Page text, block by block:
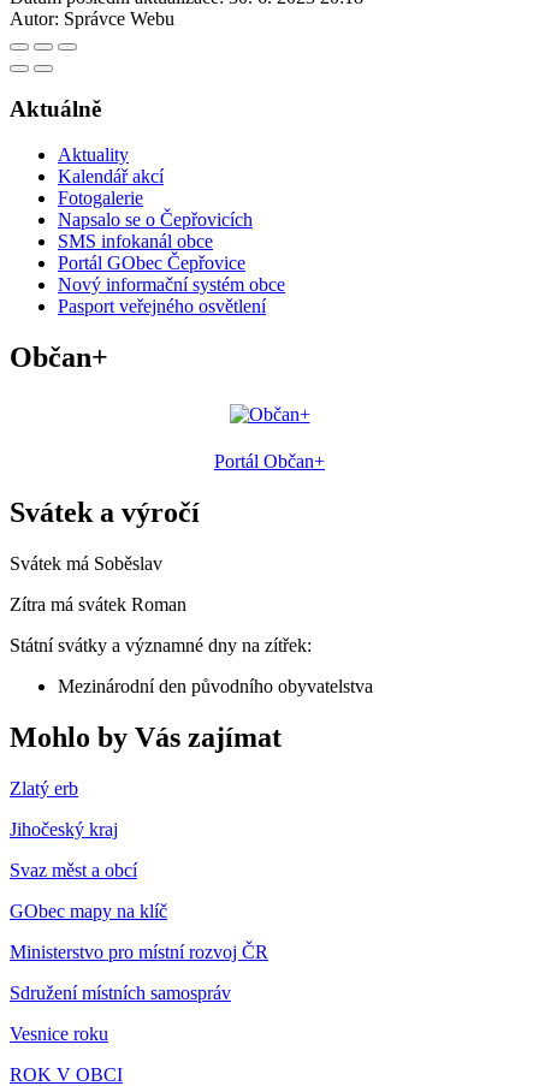
Autor: Správce Webu
Aktuálně
Aktuality
Kalendář akcí
Fotogalerie
Napsalo se o Čepřovicích
SMS infokanál obce
Portál GObec Čepřovice
Nový informační systém obce
Pasport veřejného osvětlení
Občan+
Portál Občan+
Svátek a výročí
Svátek má Soběslav
Zítra má svátek Roman
Státní svátky a významné dny na zítřek:
Mezinárodní den původního obyvatelstva
Mohlo by Vás zajímat
Zlatý erb
Jihočeský kraj
Svaz měst a obcí
GObec mapy na klíč
Ministerstvo pro místní rozvoj ČR
Sdružení místních samospráv
Vesnice roku
ROK V OBCI